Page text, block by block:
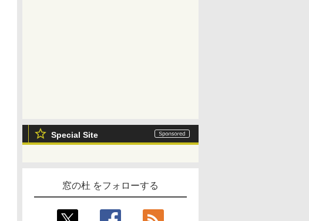
Special Site
窓の杜 をフォローする